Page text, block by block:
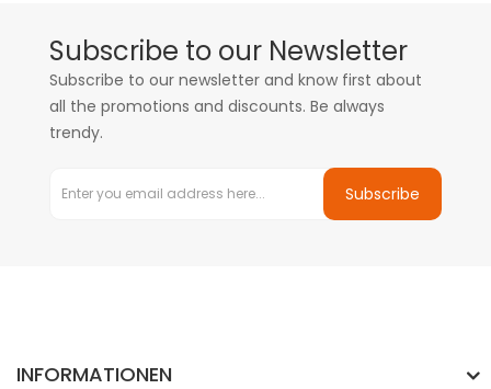
Subscribe to our Newsletter
Subscribe to our newsletter and know first about
all the promotions and discounts. Be always
trendy.
Subscribe
INFORMATIONEN